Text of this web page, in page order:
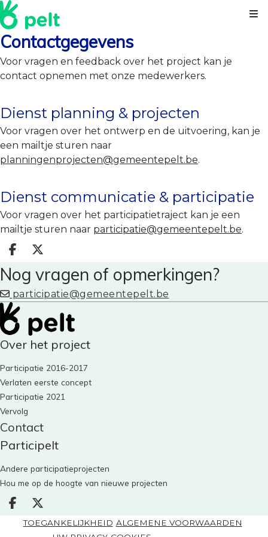
Contactgegevens
Voor vragen en feedback over het project kan je
contact opnemen met onze medewerkers.
Dienst planning & projecten
Voor vragen over het ontwerp en de uitvoering, kan je
een mailtje sturen naar
planningenprojecten@gemeentepelt.be.
Dienst communicatie & participatie
Voor vragen over het participatietraject kan je een
mailtje sturen naar participatie@gemeentepelt.be.
Deel op facebook
Deel op X
Nog vragen of opmerkingen?
participatie@gemeentepelt.be
Over het project
Participatie 2016-2017
Verlaten eerste concept
Participatie 2021
Vervolg
Contact
Participelt
Andere participatieprojecten
Hou me op de hoogte van nieuwe projecten
Deel op facebook
Deel op X
TOEGANKELIJKHEID ALGEMENE VOORWAARDEN